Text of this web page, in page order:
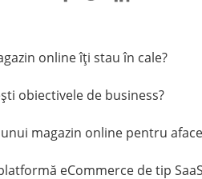
online îți stau în cale?
obiectivele de business?
magazin online pentru
eCommerce de tip